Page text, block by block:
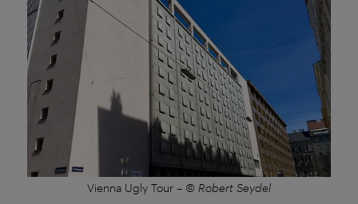
Vienna Ugly Tour– © Robert Seydel